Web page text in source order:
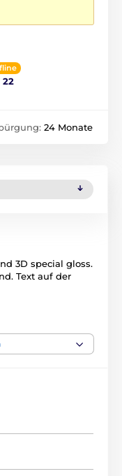
22
24 Monate
3D special gloss.
Text auf der